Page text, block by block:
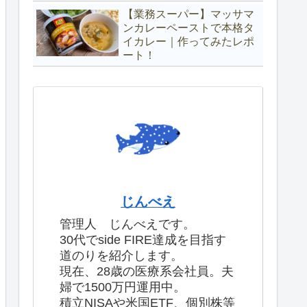
【業務スーパー】マッサマ
ンカレーペーストで本格タ
イカレー｜作ってみたレポ
ート！
じんべえ
管理人 じんべえです。
30代でside FIRE達成を目指す
道のりを紹介します。
現在、28歳の医療系会社員。夫
婦で1500万円運用中。
積立NISAや米国ETF、個別株等